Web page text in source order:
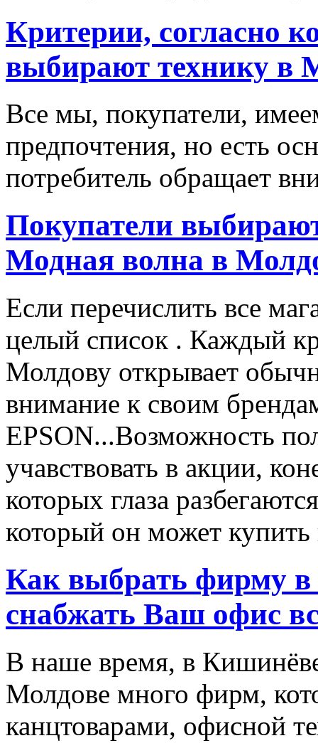
Критерии, согласно
выбирают технику в
Все мы, покупатели,
предпочтения, но есть
потребитель обращает
Покупатели
Модная волна в
Если перечислить все
целый список . Каждый
Молдову открывает
внимание к своим
EPSON...Возможность
учавствовать в акции,
которых глаза
который он может купить
Как выбрать фирму в
снабжать Ваш офис
В наше время, в
Молдове много фирм,
канцтоварами, офисной